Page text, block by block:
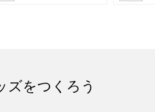
ズをつくろう